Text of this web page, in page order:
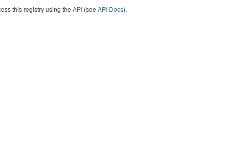
this registry using the API (see API Docs).